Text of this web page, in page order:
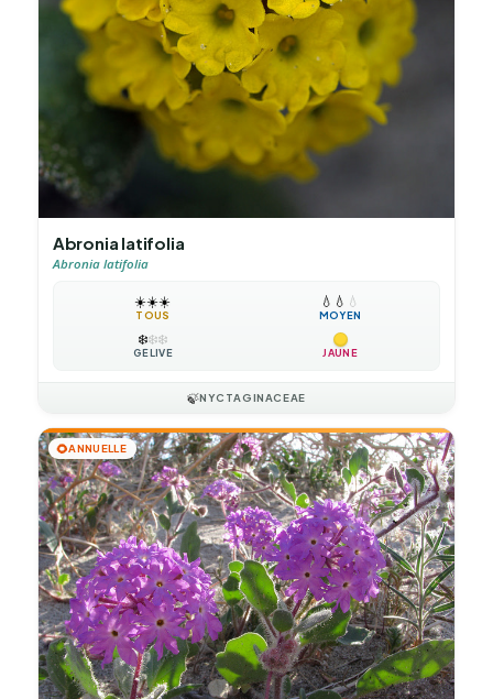
Abronia latifolia
Abronia latifolia
☀️☀️☀️
TOUS
💧 💧 💧
MOYEN
❄️❄️❄️
GÉLIVE JAUNE
🍃NYCTAGINACEAE
🌻ANNUELLE